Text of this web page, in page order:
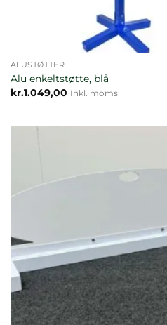
ALUSTØTTER
Alu enkeltstøtte, blå
kr.1.049,00 Inkl. moms